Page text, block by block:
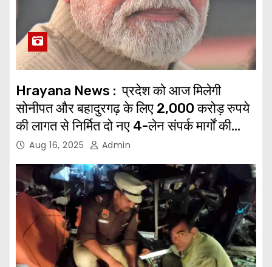
Hrayana News : प्रदेश को आज मिलेगी
सोनीपत और बहादुरगढ़ के लिए 2,000 करोड़ रुपये
की लागत से निर्मित दो नए 4-लेन संपर्क मार्गों की
सौगात, कनेक्टिविटी होगी बेहतर
Aug 16, 2025 Admin